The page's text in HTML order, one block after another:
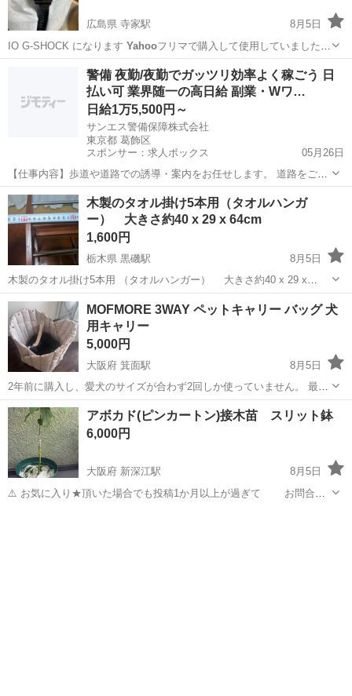
広島県 寺家駅
8月5日
IO G-SHOCK になります Yahooフリマで購入して使用していました
が、…
東広島市 寺家駅 アクセサリー
警備 夜勤/夜勤でガッツリ効率よく稼ごう 日
払い可 業界随一の高日給 副業・Wワ…
日給1万5,500円～
サンエス警備保障株式会社
東京都 葛飾区
スポンサー：求人ボックス
05月26日
【仕事内容】歩道や道路での誘導・案内をお任せします。 道路をご利
用される車両や歩行者の方が安全に安心して通行するために適切に誘
導してください。 勤務地へは直行直帰OKです! <未経験でも安心!!> 丁
寧な研修20hで基本的な知識を...
アルバイト・パート
木製のタオル掛け5本用（タオルハンガ
ー） 大きさ約40 x 29 x 64cm
1,600円
栃木県 黒磯駅
8月5日
木製のタオル掛け5本用 （タオルハンガー） 大きさ約40 x 29 x
64cm 取りに来てくれる方のみとさせていただきます。 よろしくおね
がいします。 倉庫長期保管品です 新品では...
栃木 那須郡 タオル
MOFMORE 3WAY ペットキャリー バッグ 犬
用キャリー
5,000円
大阪府 箕面駅
8月5日
2年前に購入し、愛犬のサイズが合わず2回しか使っていません。 最後
に使ったのは一年前になりクローゼットで保管していたので臭い等な
いです。 MOFMOREでは現在発売してないらしく、ヤフオフにはなり
ますが、URLを貼っ...
大阪 箕面市 箕面駅 その他
アボカド(ピンカートン)接木苗 スリット鉢
6,000円
大阪府 新深江駅
8月5日
⚠️ お気に入り★頂いた場合でも投稿1か月以上が過ぎて お問合せ